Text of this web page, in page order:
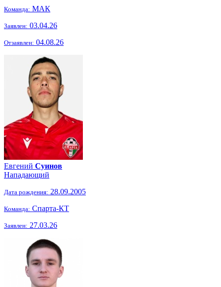
Команда: МАК
Заявлен: 03.04.26
Отзаявлен: 04.08.26
Евгений Суинов
Нападающий
Дата рождения: 28.09.2005
Команда: Спарта-КТ
Заявлен: 27.03.26